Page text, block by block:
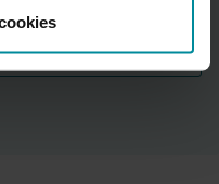
y hazte cliente en
Descarga en App
Store
Descarga la